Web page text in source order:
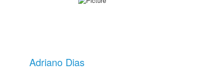
Adriano Dias